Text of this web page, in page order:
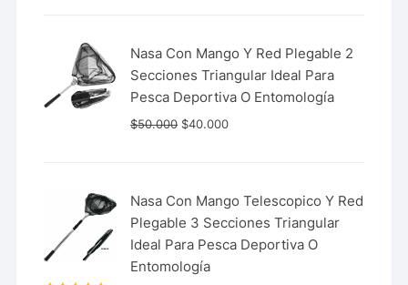
Nasa Con Mango Y Red Plegable 2
Secciones Triangular Ideal Para
Pesca Deportiva O Entomología
$50.000 $40.000
Nasa Con Mango Telescopico Y Red
Plegable 3 Secciones Triangular
Ideal Para Pesca Deportiva O
Entomología